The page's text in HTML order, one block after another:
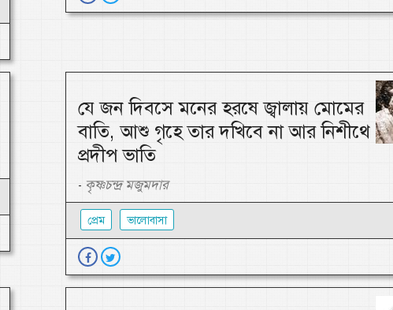
যে জন দিবসে মনের হরষে জ্বালায় মোমের
বাতি, আশু গৃহে তার দখিবে না আর নিশীথে
প্রদীপ ভাতি
- কৃষ্ণচন্দ্র মজুমদার
প্রেম ভালোবাসা